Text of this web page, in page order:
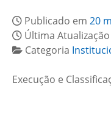
Publicado em 20
Última
Categoria
Execução e